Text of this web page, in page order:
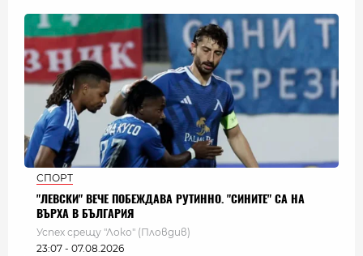
СПОРТ
"ЛЕВСКИ" ВЕЧЕ ПОБЕЖДАВА РУТИННО. "СИНИТЕ" СА НА
ВЪРХА В БЪЛГАРИЯ
Успех срещу "Локо" (Пловдив)
23:07 - 07.08.2026